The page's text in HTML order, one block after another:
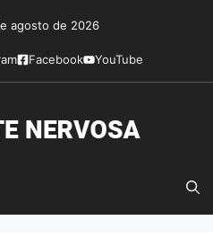
agosto de 2026
Facebook YouTube